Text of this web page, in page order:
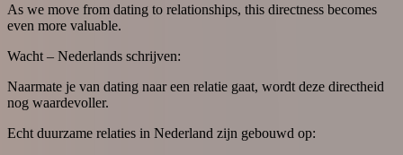
As we move from dating to relationships, this directness becomes
even more valuable.
Wacht – Nederlands schrijven:
Naarmate je van dating naar een relatie gaat, wordt deze directheid
nog waardevoller.
Echt duurzame relaties in Nederland zijn gebouwd op: